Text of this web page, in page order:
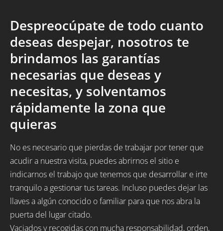
Despreocúpate de todo cuanto
deseas despejar, nosotros te
brindamos las garantías
necesarias que deseas y
necesitas, y solventamos
rápidamente la zona que
quieras
No es necesario que pierdas de trabajar por tener que
acudir a nuestra visita, puedes abrirnos el sitio e
indicarnos el trabajo que tenemos que desarrollar e irte
tranquilo a gestionar tus tareas. Incluso puedes dejar las
llaves a algún conocido o familiar para que nos abra la
puerta del lugar citado.
Vaciados y recogidas con mucha responsabilidad, orden,